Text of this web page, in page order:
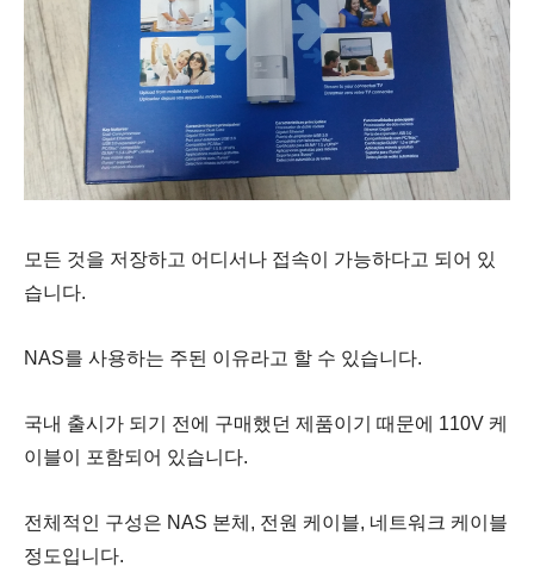
모든 것을 저장하고 어디서나 접속이 가능하다고 되어 있
습니다.
NAS를 사용하는 주된 이유라고 할 수 있습니다.
국내 출시가 되기 전에 구매했던 제품이기 때문에 110V 케
이블이 포함되어 있습니다.
전체적인 구성은 NAS 본체, 전원 케이블, 네트워크 케이블
정도입니다.